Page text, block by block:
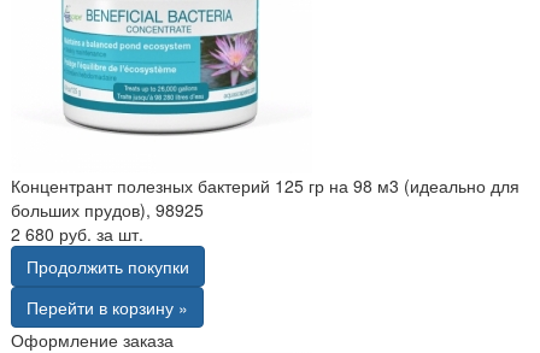
Концентрант полезных бактерий 125 гр на 98 м3 (идеально для
больших прудов), 98925
2 680 руб. за шт.
Продолжить покупки
Перейти в корзину »
Оформление заказа